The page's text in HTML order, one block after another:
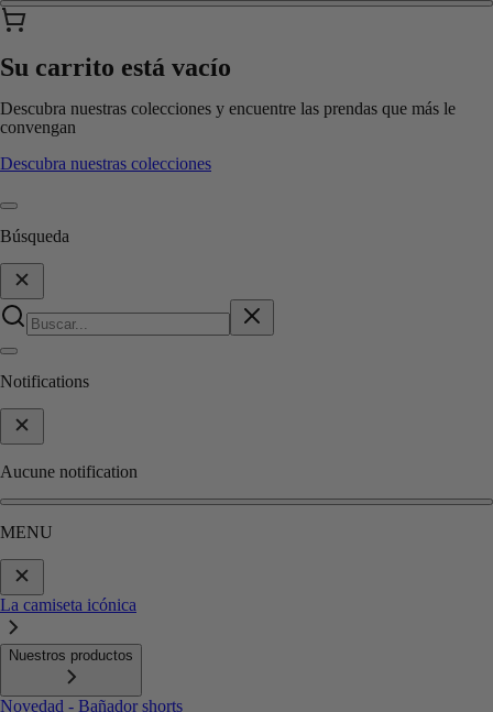
Su carrito está vacío
Descubra nuestras colecciones y encuentre las prendas que más le
convengan
Descubra nuestras colecciones
Búsqueda
Notifications
Aucune notification
MENU
La camiseta icónica
Nuestros productos
Novedad - Bañador shorts